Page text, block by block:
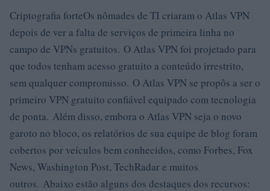
Criptografia forteOs nômades de TI criaram o Atlas VPN
depois de ver a falta de serviços de primeira linha no
campo de VPNs gratuitos. O Atlas VPN foi projetado para
que todos tenham acesso gratuito a conteúdo irrestrito,
sem qualquer compromisso. O Atlas VPN se propôs a ser o
primeiro VPN gratuito confiável equipado com tecnologia
de ponta. Além disso, embora o Atlas VPN seja o novo
garoto no bloco, os relatórios de sua equipe de blog foram
cobertos por veículos bem conhecidos, como Forbes, Fox
News, Washington Post, TechRadar e muitos
outros. Abaixo estão alguns dos destaques dos recursos: